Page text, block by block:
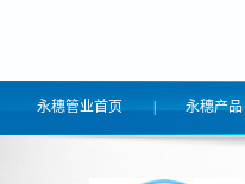
永穗管业首页 永穗产品